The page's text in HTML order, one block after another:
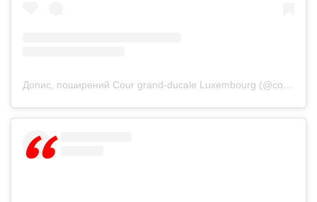
Допис, поширений Cour grand-ducale Luxembourg (@courgrandducale)